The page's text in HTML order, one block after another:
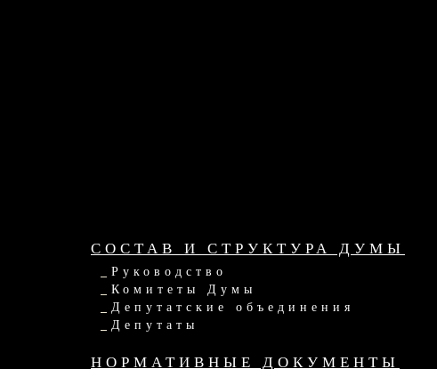
СОСТАВ И СТРУКТУРА ДУМЫ
Руководство
Комитеты Думы
Депутатские объединения
Депутаты
НОРМАТИВНЫЕ ДОКУМЕНТЫ